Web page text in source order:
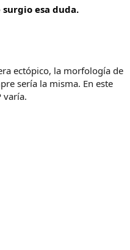
esa duda.
ectópico, la morfología de
sería la misma. En este
varía.